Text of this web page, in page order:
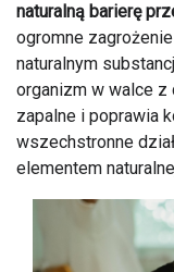
naturalną barierę
ogromne
naturalnym
organizm w walce z
zapalne i poprawia
wszechstronne
elementem